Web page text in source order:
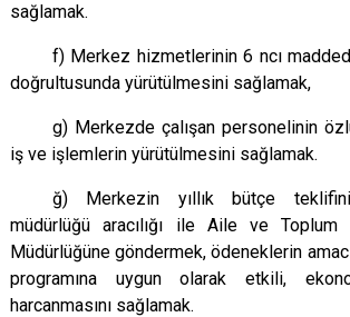
sağlamak.
f) Merkez hizmetlerinin 6 ncı
doğrultusunda yürütülmesini sağlamak,
g) Merkezde çalışan personelinin
iş ve işlemlerin yürütülmesini sağlamak.
ğ) Merkezin yıllık bütçe
müdürlüğü aracılığı ile Aile ve
Müdürlüğüne göndermek, ödeneklerin
programına uygun olarak etkili,
harcanmasını sağlamak.